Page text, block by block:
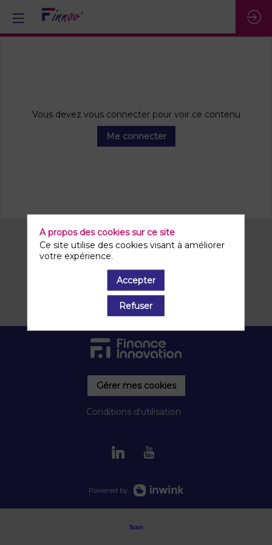
Vous devez vous connecter pour voir ce contenu
Me connecter
Gérer mes cookies
Conditions d'utilisation
Powered by
Scan
A propos des cookies sur ce site
Ce site utilise des cookies visant à améliorer
votre expérience.
Accepter
Refuser